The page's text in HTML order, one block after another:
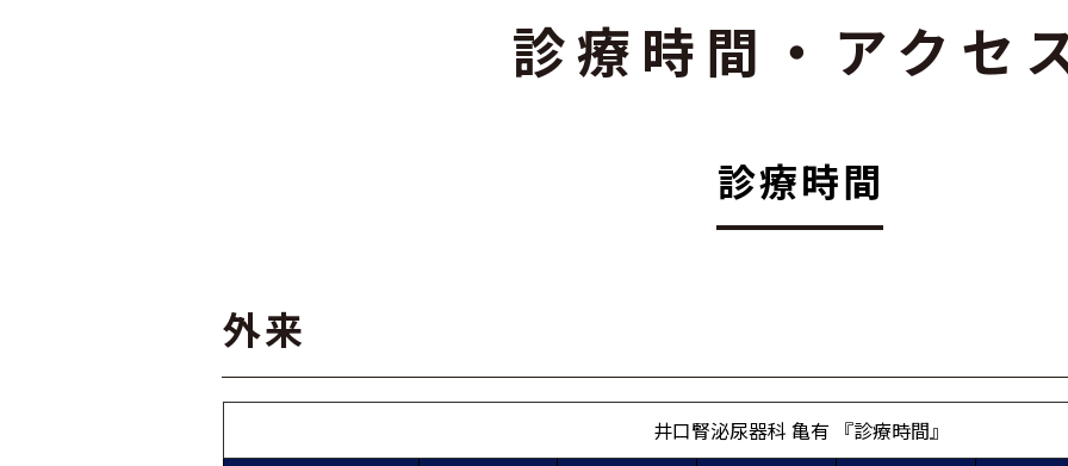
診療時間・アクセ
診療時間
外来
井口腎泌尿器科 亀有 『診療時間』